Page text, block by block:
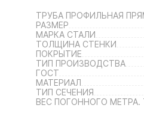
ТРУБА ПРОФИЛЬНАЯ
РАЗМЕР
МАРКА СТАЛИ
ТОЛЩИНА СТЕНКИ
ПОКРЫТИЕ
ТИП ПРОИЗВОДСТВА
ГОСТ
МАТЕРИАЛ
ТИП СЕЧЕНИЯ
ВЕС ПОГОННОГО МЕТРА.